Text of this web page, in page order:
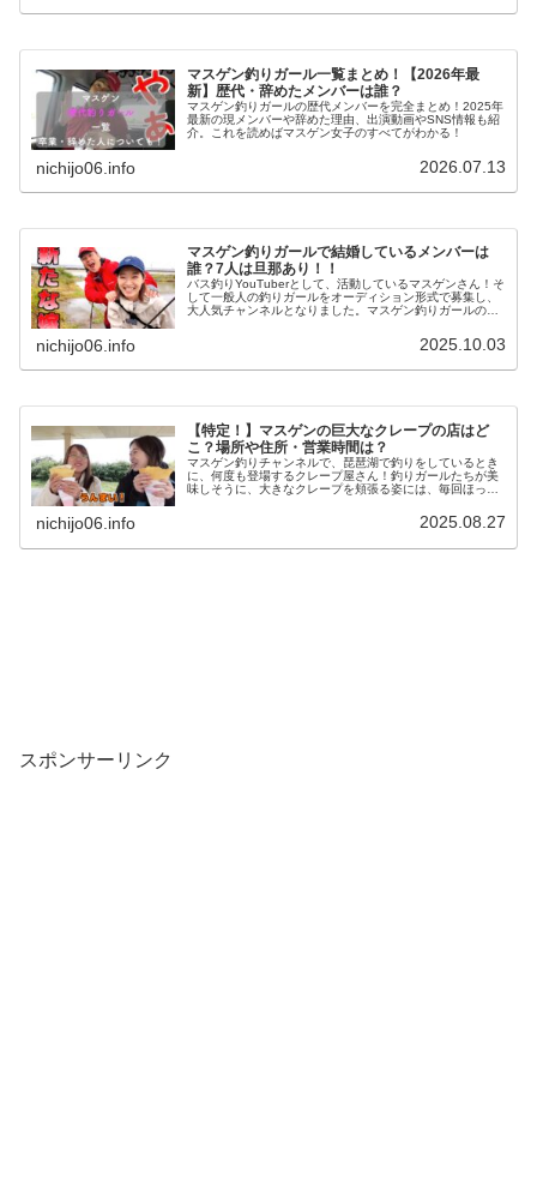
マスゲン釣りガール一覧まとめ！【2026年最
新】歴代・辞めたメンバーは誰？
マスゲン釣りガールの歴代メンバーを完全まとめ！2025年
最新の現メンバーや辞めた理由、出演動画やSNS情報も紹
介。これを読めばマスゲン女子のすべてがわかる！
nichijo06.info 2026.07.13
マスゲン釣りガールで結婚しているメンバーは
誰？7人は旦那あり！！
バス釣りYouTuberとして、活動しているマスゲンさん！そ
して一般人の釣りガールをオーディション形式で募集し、
大人気チャンネルとなりました。マスゲン釣りガールのメ
nichijo06.info 2025.10.03
【特定！】マスゲンの巨大なクレープの店はど
こ？場所や住所・営業時間は？
マスゲン釣りチャンネルで、琵琶湖で釣りをしているとき
に、何度も登場するクレープ屋さん！釣りガールたちが美
味しそうに、大きなクレープを頬張る姿には、毎回ほっこ
nichijo06.info 2025.08.27
スポンサーリンク